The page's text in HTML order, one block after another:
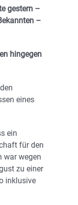
gestern –
–
hingegen
eines
ein
für den
war wegen
zu einer
inklusive